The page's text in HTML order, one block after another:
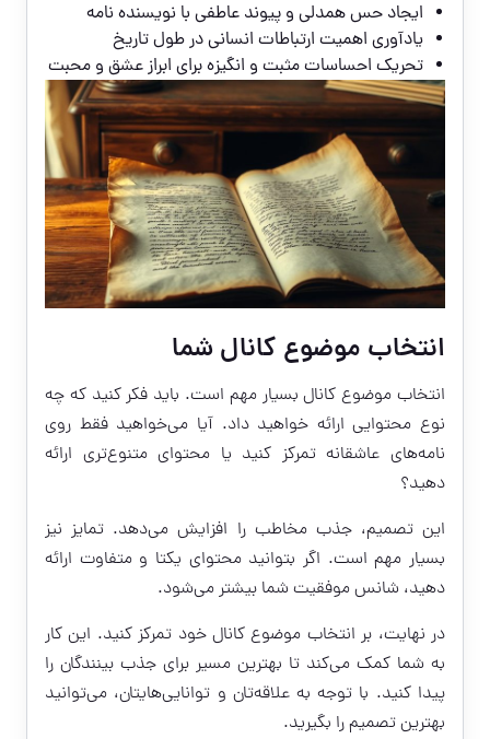
ایجاد حس همدلی و پیوند عاطفی با نویسنده نامه
یادآوری اهمیت ارتباطات انسانی در طول تاریخ
تحریک احساسات مثبت و انگیزه برای ابراز عشق و محبت
انتخاب موضوع کانال شما
انتخاب موضوع کانال بسیار مهم است. باید فکر کنید که چه
نوع محتوایی ارائه خواهید داد. آیا می‌خواهید فقط روی
نامه‌های عاشقانه تمرکز کنید یا محتوای متنوع‌تری ارائه
دهید؟
این تصمیم، جذب مخاطب را افزایش می‌دهد. تمایز نیز
بسیار مهم است. اگر بتوانید محتوای یکتا و متفاوت ارائه
دهید، شانس موفقیت شما بیشتر می‌شود.
در نهایت، بر انتخاب موضوع کانال خود تمرکز کنید. این کار
به شما کمک می‌کند تا بهترین مسیر برای جذب بینندگان را
پیدا کنید. با توجه به علاقه‌تان و توانایی‌هایتان، می‌توانید
بهترین تصمیم را بگیرید.